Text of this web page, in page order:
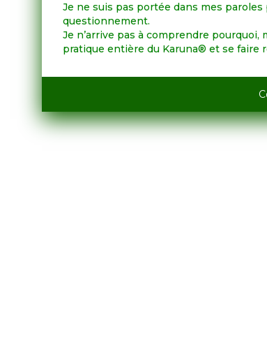
Je ne suis pas portée dans mes
questionnement.
Je n’arrive pas à comprendre pourquoi,
pratique entière du Karuna® et se faire